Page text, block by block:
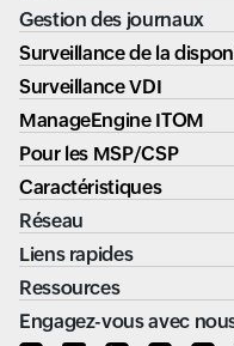
Gestion des journaux
Surveillance de la
Surveillance VDI
ManageEngine ITOM
Pour les MSP/CSP
Caractéristiques
Réseau
Liens rapides
Ressources
Engagez-vous avec